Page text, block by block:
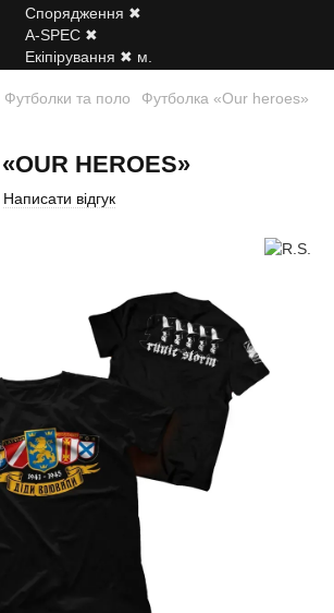
Футболки та поло Футболка «Our heroes»
HEROES»
Написати відгук